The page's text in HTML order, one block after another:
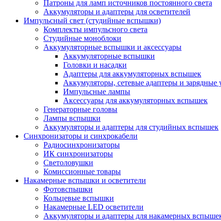
Патроны для ламп источников постоянного света
Аккумуляторы и адаптеры для осветителей
Импульсный свет (студийные вспышки)
Комплекты импульсного света
Студийные моноблоки
Аккумуляторные вспышки и аксессуары
Аккумуляторные вспышки
Головки и насадки
Адаптеры для аккумуляторных вспышек
Аккумуляторы, сетевые адаптеры и зарядные
Импульсные лампы
Аксессуары для аккумуляторных вспышек
Генераторные головы
Лампы вспышки
Аккумуляторы и адаптеры для студийных вспышек
Синхронизаторы и синхрокабели
Радиосинхронизаторы
ИК синхронизаторы
Светоловушки
Комиссионные товары
Накамерные вспышки и осветители
Фотовспышки
Кольцевые вспышки
Накамерные LED осветители
Аккумуляторы и адаптеры для накамерных